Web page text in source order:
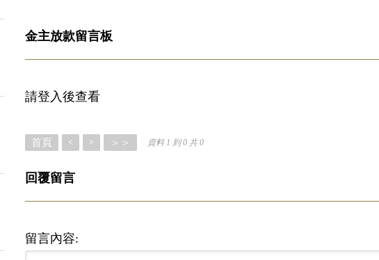
金主放款留言板
請登入後查看
首頁 < > ＞＞ 資料 1 到 0 共 0
回覆留言
留言內容: